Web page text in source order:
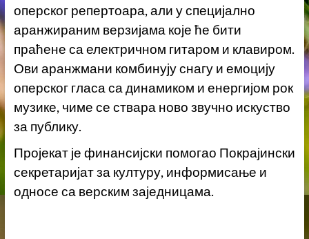
оперског репертоара, али у специјално
аранжираним верзијама које ће бити
праћене са електричном гитаром и клавиром.
Ови аранжмани комбинују снагу и емоцију
оперског гласа са динамиком и енергијом рок
музике, чиме се ствара ново звучно искуство
за публику.
Пројекат је финансијски помогао Покрајински
секретаријат за културу, информисање и
односе са верским заједницама.